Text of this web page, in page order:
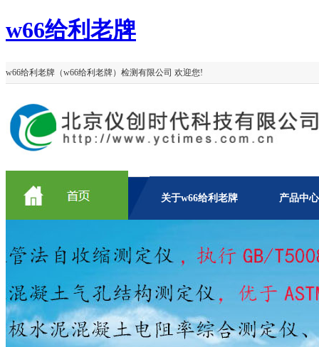
w66给利老牌
w66给利老牌（w66给利老牌）检测有限公司 欢迎您!
关于w66给利老牌 产品中心